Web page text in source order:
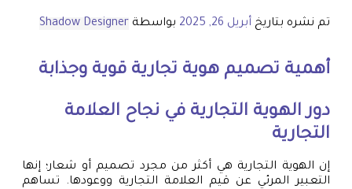
تم نشره بتاريخ أبريل 26, 2025 بواسطة Shadow Designer
أهمية تصميم هوية تجارية قوية وجذابة
دور الهوية التجارية في نجاح العلامة
التجارية
إن الهوية التجارية هي أكثر من مجرد تصميم أو شعار؛ إنها
التعبير المرئي عن قيم العلامة التجارية ووعودها. تساهم